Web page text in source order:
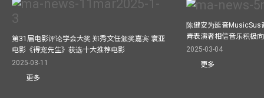
第31届电影评论学会大奖 郑秀文任颁奖嘉宾 寰亚
电影《得宠先生》获选十大推荐电影
2025-03-11
更多
陈健安为延音MusicSus
青表演者相信音乐积极
2025-03-04
更多